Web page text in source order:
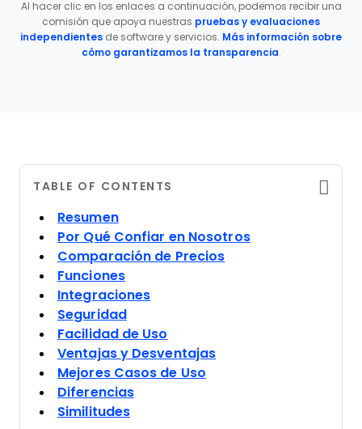
Al hacer clic en los enlaces a continuación, podemos recibir una
comisión que apoya nuestras pruebas y evaluaciones
independientes de software y servicios. Más información sobre
cómo garantizamos la transparencia.
TABLE OF CONTENTS
Resumen
Por Qué Confiar en Nosotros
Comparación de Precios
Funciones
Integraciones
Seguridad
Facilidad de Uso
Ventajas y Desventajas
Mejores Casos de Uso
Diferencias
Similitudes